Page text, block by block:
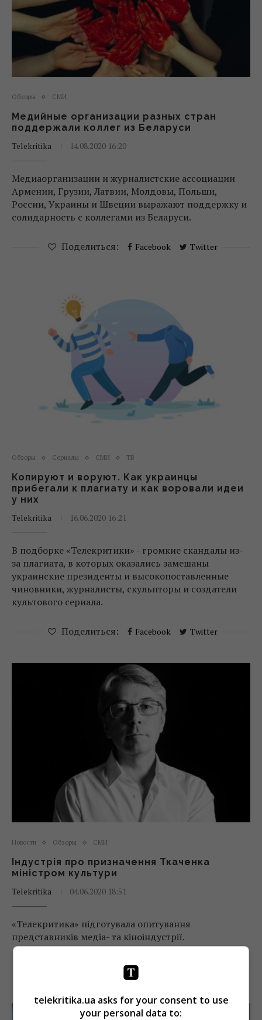
Обзоры СМИ
Медийные организации разных стран
поддержали коллег из Беларуси
Telekritika
14.08.2020 16:20
Медиаорганизации и журналистские ассоциации
Армении, Грузии, Латвии, Молдовы, Польши,
России, Украины и Швеции выражают поддержку и
солидарность с коллегами из Беларуси.
Поделиться: Facebook Twitter
Обзоры Сериалы СМИ ТВ
Копируют и воруют. Как украинцы
прибегали к плагиату и как воровали идеи
у них
Telekritika
16.06.2020 16:21
В подборке «Телекритики» - громкие скандалы из-
за плагиата, в которых оказались замешаны
украинские президенты и высокопоставленные
чиновники, журналисты, скульпторы и создатели
культового сериала.
Поделиться: Facebook Twitter
Новости Обзоры СМИ
Індустрія про призначення Ткаченка
міністром культури
Telekritika
04.06.2020 18:51
«Телекритика» підготувала опитування
представників медіа- та кіноіндустрії.
Facebook
telekritika.ua asks for your consent to use
your personal data to: